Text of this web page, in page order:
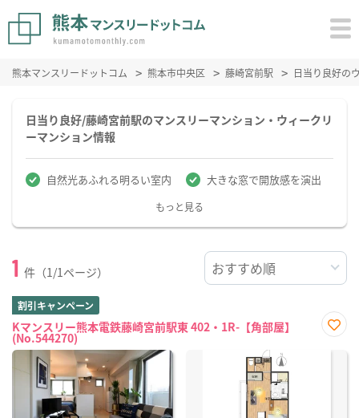
熊本マンスリードットコム 熊本市中央区 藤崎宮前駅 日当り良好の
日当り良好/藤崎宮前駅のマンスリーマンション・ウィークリ
ーマンション情報
自然光あふれる明るい室内 大きな窓で開放感を演出
もっと見る
1 件（1/1ページ）
割引キャンペーン
Kマンスリー熊本電鉄藤崎宮前駅東 402・1R-【角部屋】
(No.544270)
に入